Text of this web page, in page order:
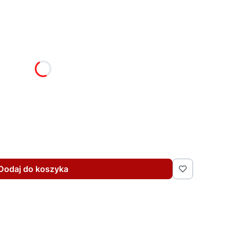
do koszyka